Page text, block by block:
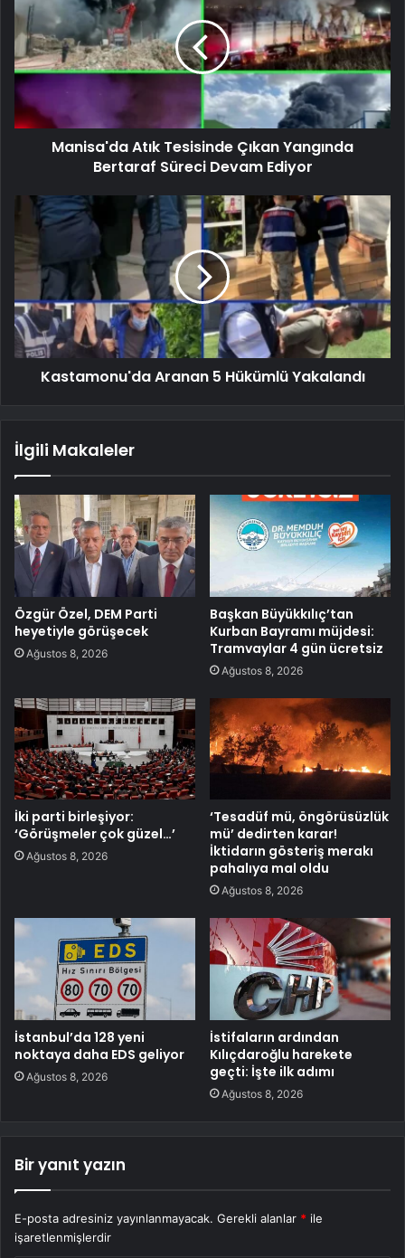
Manisa'da Atık Tesisinde Çıkan Yangında
Bertaraf Süreci Devam Ediyor
Kastamonu'da Aranan 5 Hükümlü Yakalandı
İlgili Makaleler
Özgür Özel, DEM Parti
heyetiyle görüşecek
Ağustos 8, 2026
Başkan Büyükkılıç’tan
Kurban Bayramı müjdesi:
Tramvaylar 4 gün ücretsiz
Ağustos 8, 2026
İki parti birleşiyor:
‘Görüşmeler çok güzel…’
Ağustos 8, 2026
‘Tesadüf mü, öngörüsüzlük
mü’ dedirten karar!
İktidarın gösteriş merakı
pahalıya mal oldu
Ağustos 8, 2026
İstanbul’da 128 yeni
noktaya daha EDS geliyor
Ağustos 8, 2026
İstifaların ardından
Kılıçdaroğlu harekete
geçti: İşte ilk adımı
Ağustos 8, 2026
Bir yanıt yazın
E-posta adresiniz yayınlanmayacak. Gerekli alanlar * ile
işaretlenmişlerdir